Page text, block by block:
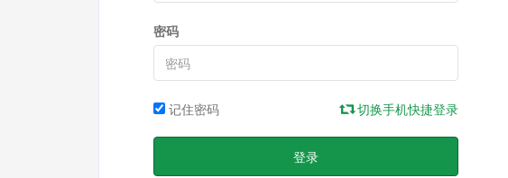
密码
记住密码 切换手机快捷登录
登录